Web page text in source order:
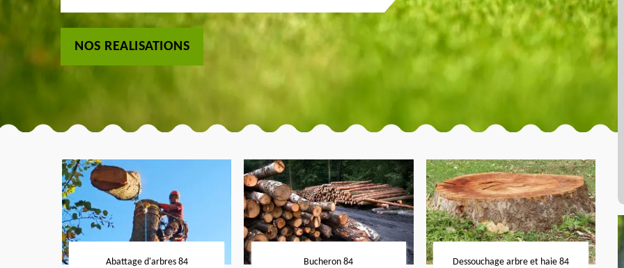
NOS REALISATIONS
Abattage d'arbres 84 Bucheron 84 Dessouchage arbre et haie 84